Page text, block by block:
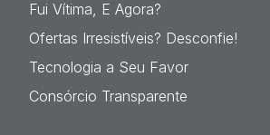
Fui Vítima, E Agora?
Ofertas Irresistíveis? Desconfie!
Tecnologia a Seu Favor
Consórcio Transparente